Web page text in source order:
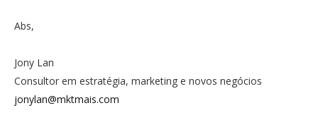
Abs,
Jony Lan
Consultor em estratégia, marketing e novos negócios
jonylan@mktmais.com